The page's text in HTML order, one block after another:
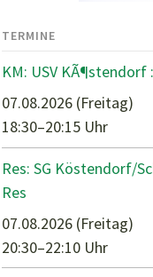
TERMINE
KM: USV KÃ¶stendorf
07.08.2026 (Freitag)
18:30–20:15 Uhr
Res: SG Köstendorf/
Res
07.08.2026 (Freitag)
20:30–22:10 Uhr